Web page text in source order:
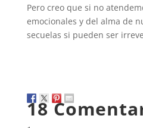
Pero creo que si no
emocionales y del alma de
secuelas si pueden ser
18